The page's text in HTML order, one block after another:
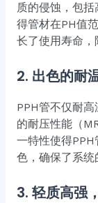
质的侵蚀，包
得管材在PH值
长了使用寿命，
2. 出色的耐
PPH管不仅耐
的耐压性能（
一特性使得
色，确保了系统
3. 轻质高强